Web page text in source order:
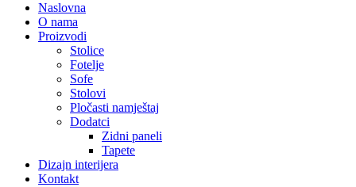
Naslovna
O nama
Proizvodi
Stolice
Fotelje
Sofe
Stolovi
Pločasti namještaj
Dodatci
Zidni paneli
Tapete
Dizajn interijera
Kontakt